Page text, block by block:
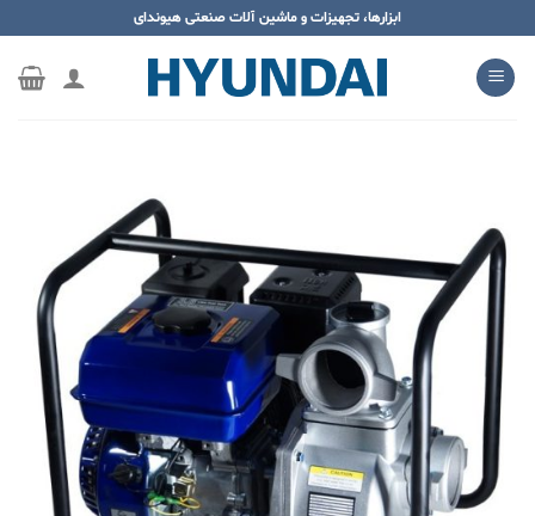
محتوا
بروید
ابزارها، تجهیزات و ماشین آلات صنعتی هیوندای